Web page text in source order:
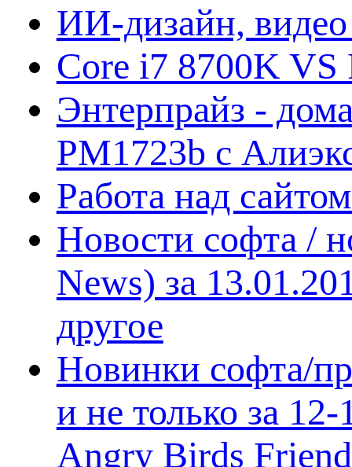
ИИ-дизайн,
Core i7 8700K VS
Энтерпрайз -
PM1723b с
Работа над
Новости софта /
News) за
другое
Новинки софта/
и не только за
Angry Birds